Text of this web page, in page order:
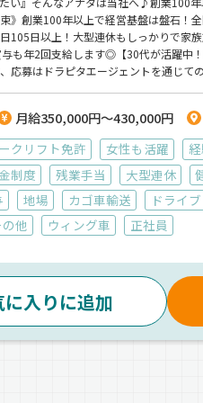
》創業100年以上で経営基盤は盤石
105日以上！大型連休もしっかりで
も年2回支給します◎【30代が活躍中
募はドラピタエージェントを通じて
月給350,000円～430,000円
クリフト免許 女性も活躍
制度 残業手当 大型連休
地場 カゴ車輸送 ドライ
の他 ウィング車 正社員
に入りに追加